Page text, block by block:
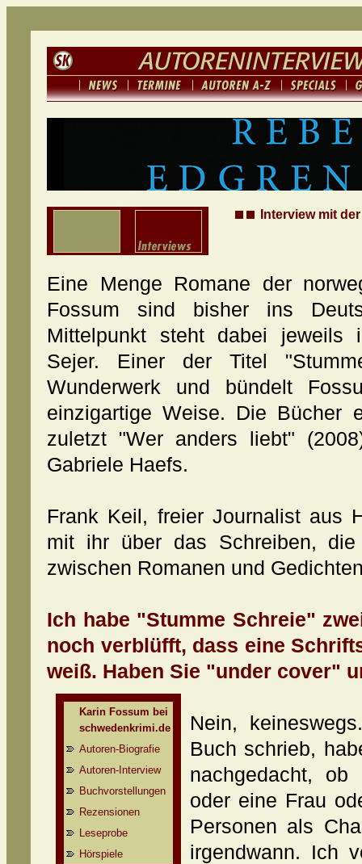
Interview mit
Eine Menge Romane der
Fossum sind bisher ins
Mittelpunkt steht dabei jeweils
Sejer. Einer der Titel
Wunderwerk und bündelt
einzigartige Weise. Die Bücher
zuletzt "Wer anders liebt"
Gabriele Haefs.
Frank Keil, freier Journalist aus
mit ihr über das Schreiben,
zwischen Romanen und
Ich habe "Stumme Schreie"
noch verblüfft, dass eine
weiß. Haben Sie "under cover"
Karin Fossum bei
schwedenkrimi.de
Autoren-Biografie
Autoren-Interview
Buchvorstellungen
Rezensionen
Leseprobe
Hörspiele
Nein,
Buch schrieb,
nachgedacht,
oder eine Frau
Personen als
irgendwann. Ich